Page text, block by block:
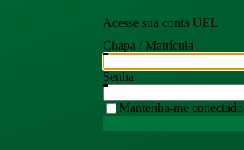
Acesse sua conta UEL
Chapa / Matrícula
Senha
Mantenha-me conectado